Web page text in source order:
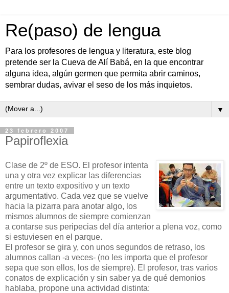
Re(paso) de lengua
Para los profesores de lengua y literatura, este blog
pretende ser la Cueva de Alí Babá, en la que encontrar
alguna idea, algún germen que permita abrir caminos,
sembrar dudas, avivar el seso de los más inquietos.
▼
23 febrero 2007
Papiroflexia
Clase de 2º de ESO. El profesor intenta
una y otra vez explicar las diferencias
entre un texto expositivo y un texto
argumentativo. Cada vez que se vuelve
hacia la pizarra para anotar algo, los
mismos alumnos de siempre comienzan
a contarse sus peripecias del día anterior a plena voz, como
si estuviesen en el parque.
El profesor se gira y, con unos segundos de retraso, los
alumnos callan -a veces- (no les importa que el profesor
sepa que son ellos, los de siempre). El profesor, tras varios
conatos de explicación y sin saber ya de qué demonios
hablaba, propone una actividad distinta: